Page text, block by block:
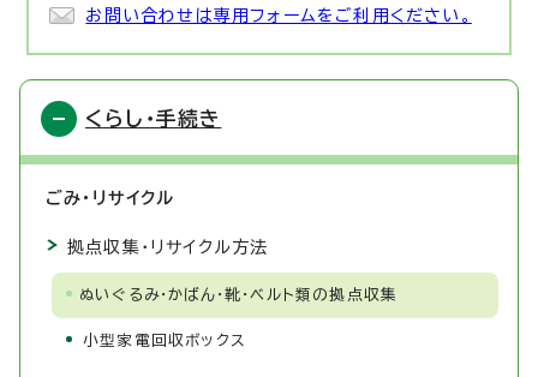
お問い合わせは専用フォームをご利用ください。
くらし・手続き
ごみ・リサイクル
拠点収集・リサイクル方法
ぬいぐるみ・かばん・靴・ベルト類の拠点収集
小型家電回収ボックス